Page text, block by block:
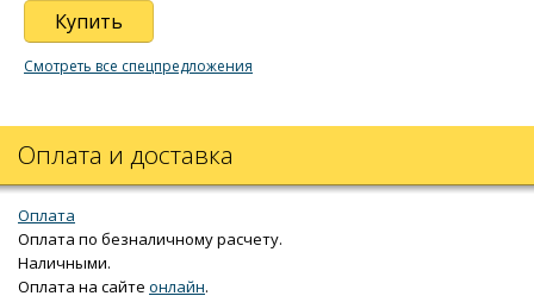
Купить
Смотреть все спецпредложения
Оплата и доставка
Оплата
Оплата по безналичному расчету.
Наличными.
Оплата на сайте онлайн.